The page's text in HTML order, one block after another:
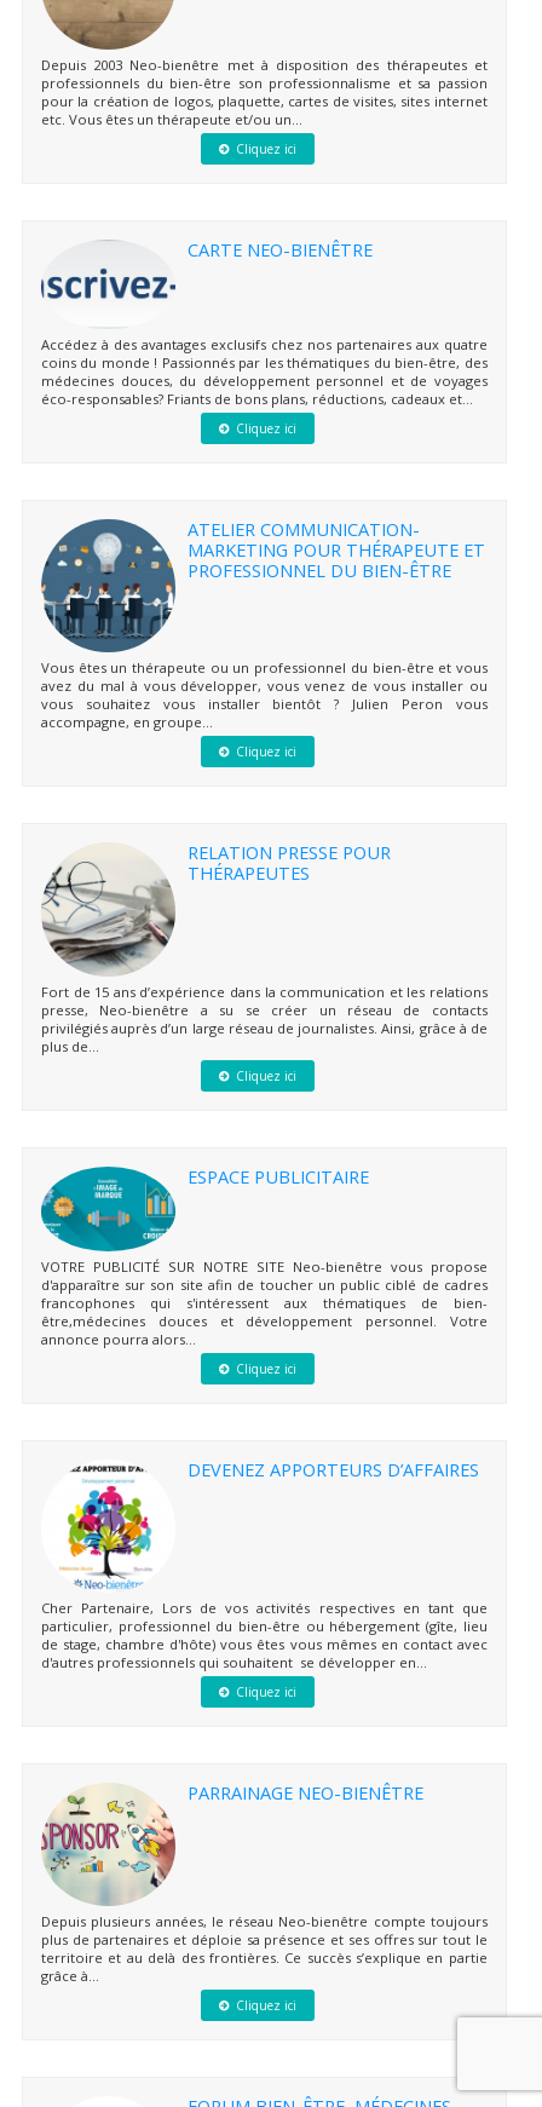
Depuis 2003 Neo-bienêtre met à disposition des thérapeutes et
professionnels du bien-être son professionnalisme et sa passion
pour la création de logos, plaquette, cartes de visites, sites internet
etc. Vous êtes un thérapeute et/ou un...
Cliquez ici
CARTE NEO-BIENÊTRE
Accédez à des avantages exclusifs chez nos partenaires aux quatre
coins du monde ! Passionnés par les thématiques du bien-être, des
médecines douces, du développement personnel et de voyages
éco-responsables? Friants de bons plans, réductions, cadeaux et...
Cliquez ici
ATELIER COMMUNICATION-
MARKETING POUR THÉRAPEUTE ET
PROFESSIONNEL DU BIEN-ÊTRE
Vous êtes un thérapeute ou un professionnel du bien-être et vous
avez du mal à vous développer, vous venez de vous installer ou
vous souhaitez vous installer bientôt ? Julien Peron vous
accompagne, en groupe...
Cliquez ici
RELATION PRESSE POUR
THÉRAPEUTES
Fort de 15 ans d’expérience dans la communication et les relations
presse, Neo-bienêtre a su se créer un réseau de contacts
privilégiés auprès d’un large réseau de journalistes. Ainsi, grâce à de
plus de...
Cliquez ici
ESPACE PUBLICITAIRE
VOTRE PUBLICITÉ SUR NOTRE SITE Neo-bienêtre vous propose
d'apparaître sur son site afin de toucher un public ciblé de cadres
francophones qui s'intéressent aux thématiques de bien-
être,médecines douces et développement personnel. Votre
annonce pourra alors...
Cliquez ici
DEVENEZ APPORTEURS D’AFFAIRES
Cher Partenaire, Lors de vos activités respectives en tant que
particulier, professionnel du bien-être ou hébergement (gîte, lieu
de stage, chambre d'hôte) vous êtes vous mêmes en contact avec
d'autres professionnels qui souhaitent se développer en...
Cliquez ici
PARRAINAGE NEO-BIENÊTRE
Depuis plusieurs années, le réseau Neo-bienêtre compte toujours
plus de partenaires et déploie sa présence et ses offres sur tout le
territoire et au delà des frontières. Ce succès s’explique en partie
grâce à...
Cliquez ici